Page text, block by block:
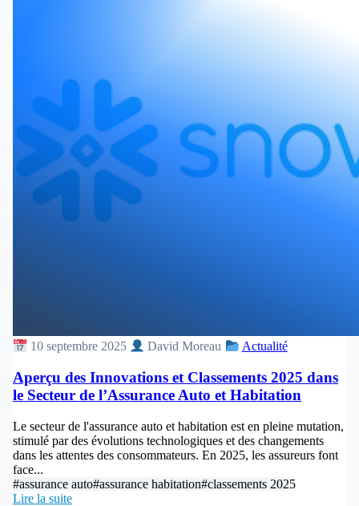
10 septembre 2025 David Moreau Actualité
Aperçu des Innovations et Classements 2025 dans
le Secteur de l’Assurance Auto et Habitation
Le secteur de l'assurance auto et habitation est en pleine mutation,
stimulé par des évolutions technologiques et des changements
dans les attentes des consommateurs. En 2025, les assureurs font
face...
#assurance auto#assurance habitation#classements 2025
Lire la suite